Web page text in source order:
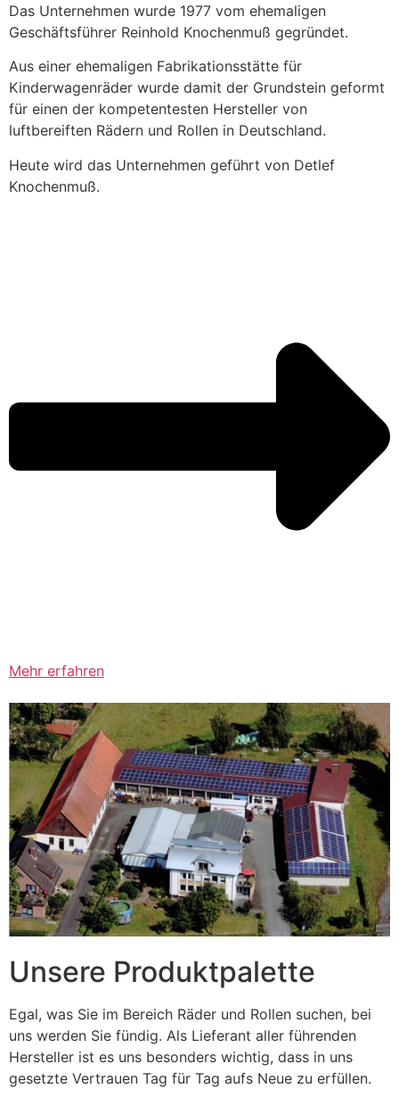
Das Unternehmen wurde 1977 vom ehemaligen
Geschäftsführer Reinhold Knochenmuß gegründet.
Aus einer ehemaligen Fabrikationsstätte für
Kinderwagenräder wurde damit der Grundstein geformt
für einen der kompetentesten Hersteller von
luftbereiften Rädern und Rollen in Deutschland.
Heute wird das Unternehmen geführt von Detlef
Knochenmuß.
Mehr erfahren
Unsere Produktpalette
Egal, was Sie im Bereich Räder und Rollen suchen, bei
uns werden Sie fündig. Als Lieferant aller führenden
Hersteller ist es uns besonders wichtig, dass in uns
gesetzte Vertrauen Tag für Tag aufs Neue zu erfüllen.